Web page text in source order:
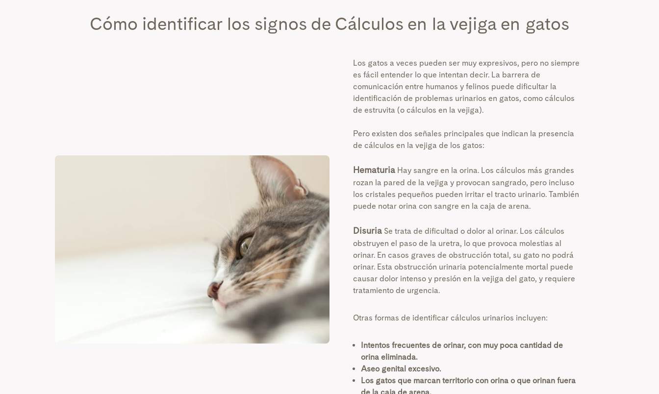
Cómo identificar los signos de Cálculos en la vejiga en gatos
Los gatos a veces pueden ser muy expresivos, pero no siempre
es fácil entender lo que intentan decir. La barrera de
comunicación entre humanos y felinos puede dificultar la
identificación de problemas urinarios en gatos, como cálculos
de estruvita (o cálculos en la vejiga).
Pero existen dos señales principales que indican la presencia
de cálculos en la vejiga de los gatos:
Hematuria Hay sangre en la orina. Los cálculos más grandes
rozan la pared de la vejiga y provocan sangrado, pero incluso
los cristales pequeños pueden irritar el tracto urinario. También
puede notar orina con sangre en la caja de arena.
Disuria Se trata de dificultad o dolor al orinar. Los cálculos
obstruyen el paso de la uretra, lo que provoca molestias al
orinar. En casos graves de obstrucción total, su gato no podrá
orinar. Esta obstrucción urinaria potencialmente mortal puede
causar dolor intenso y presión en la vejiga del gato, y requiere
tratamiento de urgencia.
Otras formas de identificar cálculos urinarios incluyen:
Intentos frecuentes de orinar, con muy poca cantidad de
orina eliminada.
Aseo genital excesivo.
Los gatos que marcan territorio con orina o que orinan fuera
de la caja de arena.